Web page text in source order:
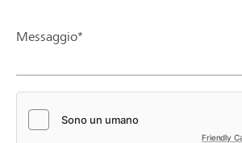
Messaggio*
Friendly